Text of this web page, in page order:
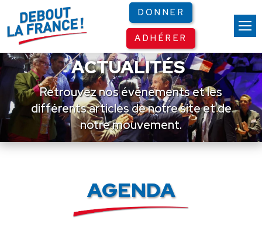
DONNER
ADHÉRER
ACTUALITÉS
Retrouvez nos événements et les
différents articles de notre site et de
notre mouvement.
AGENDA
Panneau de gestion des cookies